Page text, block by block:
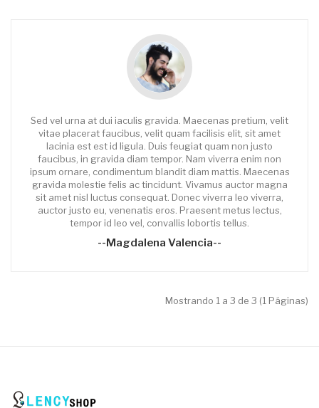
Sed vel urna at dui iaculis gravida. Maecenas pretium, velit
vitae placerat faucibus, velit quam facilisis elit, sit amet
lacinia est est id ligula. Duis feugiat quam non justo
faucibus, in gravida diam tempor. Nam viverra enim non
ipsum ornare, condimentum blandit diam mattis. Maecenas
gravida molestie felis ac tincidunt. Vivamus auctor magna
sit amet nisl luctus consequat. Donec viverra leo viverra,
auctor justo eu, venenatis eros. Praesent metus lectus,
tempor id leo vel, convallis lobortis tellus.
--Magdalena Valencia--
Mostrando 1 a 3 de 3 (1 Páginas)